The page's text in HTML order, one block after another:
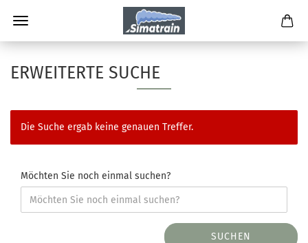
ERWEITERTE SUCHE
Die Suche ergab keine genauen Treffer.
Möchten Sie noch einmal suchen?
SUCHEN